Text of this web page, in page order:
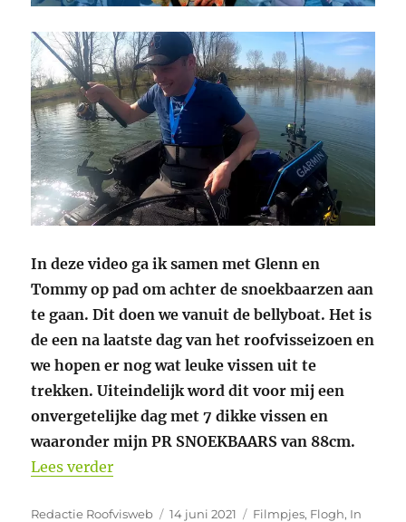
In deze video ga ik samen met Glenn en
Tommy op pad om achter de snoekbaarzen aan
te gaan. Dit doen we vanuit de bellyboat. Het is
de een na laatste dag van het roofvisseizoen en
we hopen er nog wat leuke vissen uit te
trekken. Uiteindelijk word dit voor mij een
onvergetelijke dag met 7 dikke vissen en
waaronder mijn PR SNOEKBAARS van 88cm.
Lees verder“Video nieuwe PR snoekbaars met live
Auteur
Redactie Roofvisweb
Geplaatst
14 juni 2021 Categorieën
Filmpjes, Flogh, In